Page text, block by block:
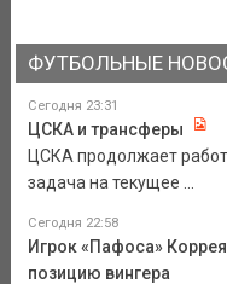
ФУТБОЛЬНЫЕ
Сегодня 23:31
ЦСКА и трансферы
ЦСКА продолжает
задача на текущее ...
Сегодня 22:58
Игрок «Пафоса»
позицию вингера